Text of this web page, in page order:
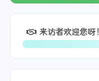
来访者欢迎您呀！